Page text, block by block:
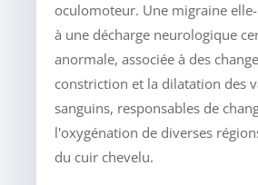
oculomoteur. Une migraine
à une décharge neurologique
anormale, associée à des
constriction et la dilatation des
sanguins, responsables de
l'oxygénation de diverses
du cuir chevelu.